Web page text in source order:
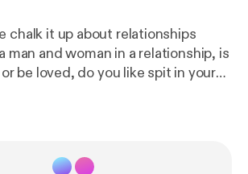
chalk it up about relationships
man and woman in a relationship, is
be loved, do you like spit in your
tune in follow rb at